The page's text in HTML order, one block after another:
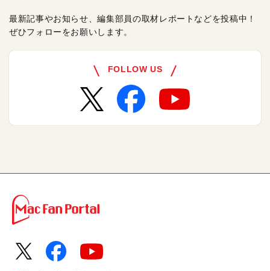
最新記事やお知らせ、編集部員の取材レポートなどを投稿中！
ぜひフォローをお願いします。
FOLLOW US